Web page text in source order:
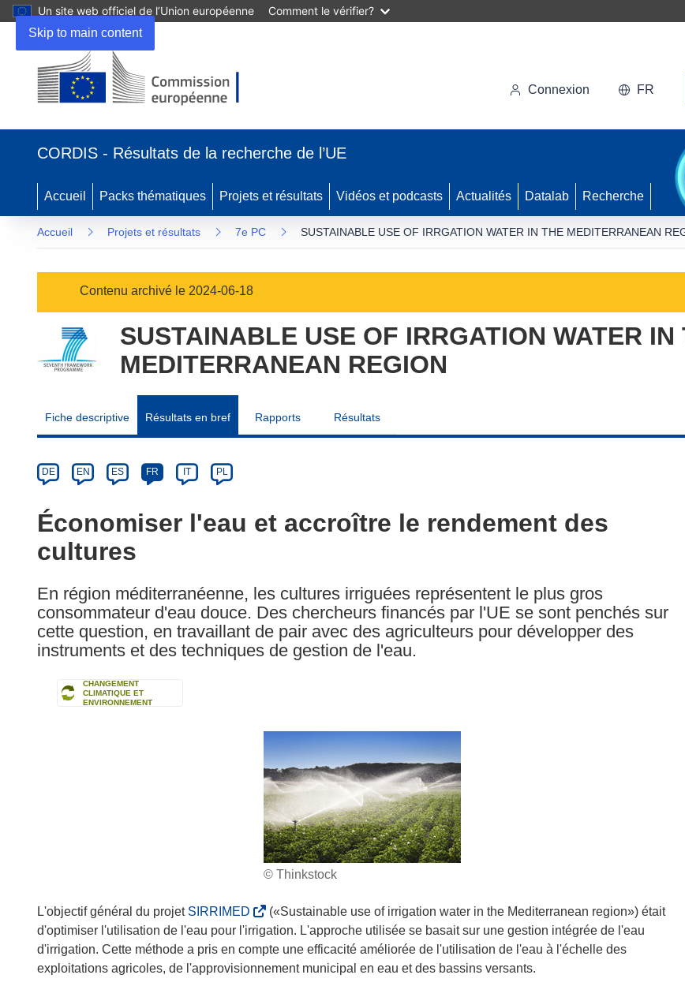
Skip to main content
Un site web officiel de l’Union européenne Comment le vérifier?
une
fenêtre)
Connexion FR
CORDIS - Résultats de la recherche de l’UE
Accueil Packs thématiques Projets et résultats Vidéos et podcasts Actualités Datalab Recherche
Accueil Projets et résultats 7e PC SUSTAINABLE USE OF IRRGATION WATER IN THE MEDITERRANEAN
Contenu archivé le 2024-06-18
SUSTAINABLE USE OF IRRGATION WATER IN
MEDITERRANEAN REGION
Fiche descriptive Résultats en bref Rapports Résultats
Category
Article
available
in
the
following
languages:
DE EN ES FR IT PL
Économiser l'eau et accroître le rendement des
cultures
En région méditerranéenne, les cultures irriguées représentent le plus gros
consommateur d'eau douce. Des chercheurs financés par l'UE se sont penchés sur
cette question, en travaillant de pair avec des agriculteurs pour développer des
instruments et des techniques de gestion de l'eau.
CHANGEMENT
CLIMATIQUE ET
ENVIRONNEMENT
© Thinkstock
L'objectif général du projet SIRRIMED
s
’
o
(«Sustainable use of irrigation water in the Mediterranean region») était
d'optimiser l'utilisation de l'eau pour l'irrigation. L'approche utilisée se basait sur une gestion intégrée de l'eau
d'irrigation. Cette méthode a pris en compte une efficacité améliorée de l'utilisation de l'eau à l'échelle des
exploitations agricoles, de l'approvisionnement municipal en eau et des bassins versants.